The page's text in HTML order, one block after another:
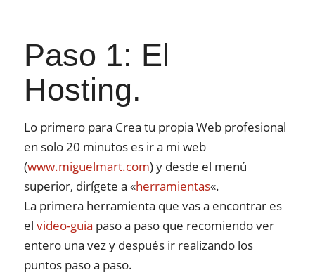
Paso 1: El
Hosting.
Lo primero para Crea tu propia Web profesional
en solo 20 minutos es ir a mi web
(www.miguelmart.com) y desde el menú
superior, dirígete a «herramientas«.
La primera herramienta que vas a encontrar es
el video-guia paso a paso que recomiendo ver
entero una vez y después ir realizando los
puntos paso a paso.